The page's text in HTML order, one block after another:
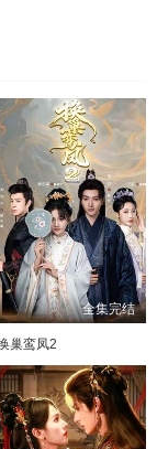
60
64
68
72
76
80
84
全集完结
巢鸾凤2